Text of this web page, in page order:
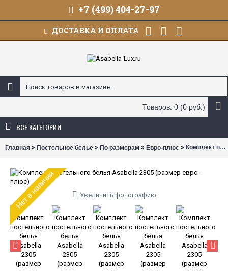
+7 (499) 404-27-97
ДОСТАВКА И ОПЛАТА
Товаров: 0 (0 руб.)
ВСЕ КАТЕГОРИИ
Главная » Постельное белье » По размерам » Евро-плюс » Комплект постельного белья Asabella 2305 (размер евро-плюс)
Нет в наличии Увеличить фотографию